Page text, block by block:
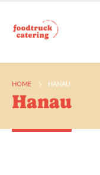
HOME HANAU
Hanau